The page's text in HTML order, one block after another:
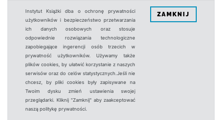
Instytut Książki dba o ochronę prywatności
użytkowników i bezpieczeństwo przetwarzania
ich danych osobowych oraz stosuje
odpowiednie rozwiązania technologiczne
zapobiegające ingerencji osób trzecich w
prywatność użytkowników. Używamy także
plików cookies, by ułatwić korzystanie z naszych
serwisów oraz do celów statystycznych.Jeśli nie
chcesz, by pliki cookies były zapisywane na
Twoim dysku zmień ustawienia swojej
przeglądarki. Kliknij "Zamknij" aby zaakceptować
naszą politykę prywatności.
ZAMKNIJ